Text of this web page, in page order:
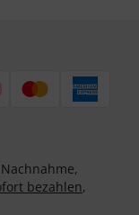
bezahlen,